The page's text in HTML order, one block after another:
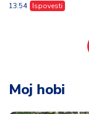
13:54 Ispovesti
Moj hobi